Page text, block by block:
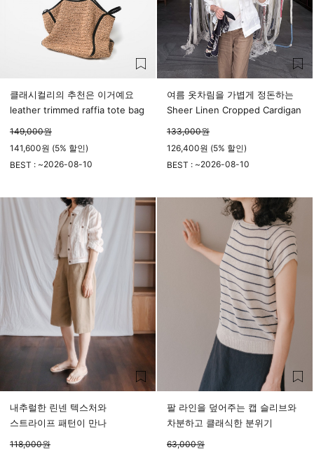
클래시컬리의 추천은 이거예요
leather trimmed raffia tote bag
149,000원
141,600원 (5% 할인)
BEST : ~2026-08-10
여름 옷차림을 가볍게 정돈하는
Sheer Linen Cropped Cardigan
133,000원
126,400원 (5% 할인)
BEST : ~2026-08-10
내추럴한 린넨 텍스처와
스트라이프 패턴이 만나
118,000원
팔 라인을 덮어주는 캡 슬리브와
차분하고 클래식한 분위기
63,000원